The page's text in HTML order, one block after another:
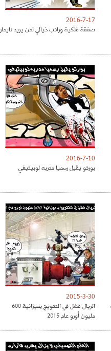
2016-7-17
صفقة فلكية وراتب خيالي لمن يريد نايمار
2016-7-10
بورتو يقيل رسميا مدربه لوبيتيغي
2015-3-30
الريال فشل في التتويج بميزانية 600
مليون أورو عام 2015